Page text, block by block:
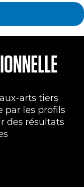
arts tiers
par les profils
des résultats